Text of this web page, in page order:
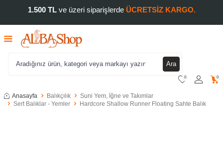
1.500 TLve üzeri siparişlerde ÜCRETSİZ KARGO.
Ara
0 0
Anasayfa Balıkçılık
Suni Yem, İğne ve Takımlar
Sert Balıklar - Yemler
Hardcore Shallow Runner Floating Sahte Balık